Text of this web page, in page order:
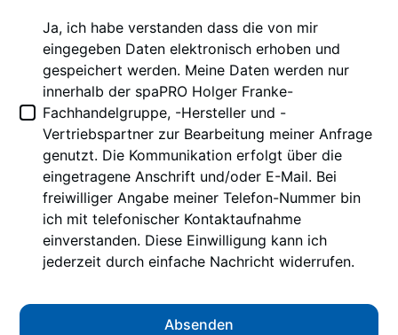
Ja, ich habe verstanden dass die von mir
eingegeben Daten elektronisch erhoben und
gespeichert werden. Meine Daten werden nur
innerhalb der spaPRO Holger Franke-
Fachhandelgruppe, -Hersteller und -
Vertriebspartner zur Bearbeitung meiner Anfrage
genutzt. Die Kommunikation erfolgt über die
eingetragene Anschrift und/oder E-Mail. Bei
freiwilliger Angabe meiner Telefon-Nummer bin
ich mit telefonischer Kontaktaufnahme
einverstanden. Diese Einwilligung kann ich
jederzeit durch einfache Nachricht widerrufen.